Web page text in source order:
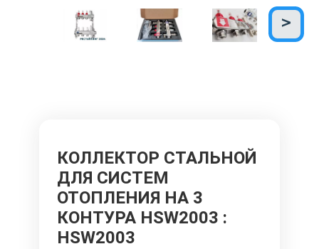
КОЛЛЕКТОР СТАЛЬНОЙ
ДЛЯ СИСТЕМ
ОТОПЛЕНИЯ НА 3
КОНТУРА HSW2003 :
HSW2003